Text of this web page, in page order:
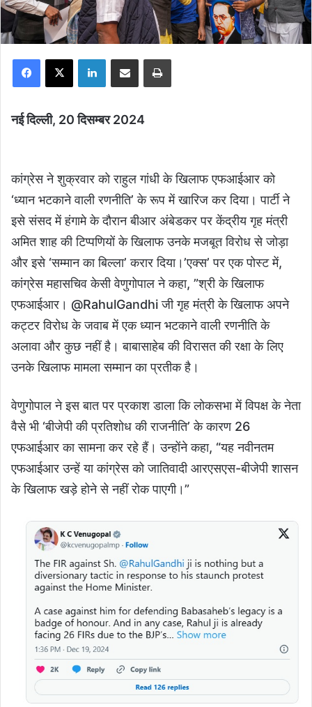
Facebook
X LinkedInShare via Email Print
नई दिल्ली, 20 दिसम्बर 2024
कांग्रेस ने शुक्रवार को राहुल गांधी के खिलाफ एफआईआर को
‘ध्यान भटकाने वाली रणनीति’ के रूप में खारिज कर दिया। पार्टी ने
इसे संसद में हंगामे के दौरान बीआर अंबेडकर पर केंद्रीय गृह मंत्री
अमित शाह की टिप्पणियों के खिलाफ उनके मजबूत विरोध से जोड़ा
और इसे ‘सम्मान का बिल्ला’ करार दिया।’एक्स’ पर एक पोस्ट में,
कांग्रेस महासचिव केसी वेणुगोपाल ने कहा, ”श्री के खिलाफ
एफआईआर। @RahulGandhi जी गृह मंत्री के खिलाफ अपने
कट्टर विरोध के जवाब में एक ध्यान भटकाने वाली रणनीति के
अलावा और कुछ नहीं है। बाबासाहेब की विरासत की रक्षा के लिए
उनके खिलाफ मामला सम्मान का प्रतीक है।
वेणुगोपाल ने इस बात पर प्रकाश डाला कि लोकसभा में विपक्ष के नेता
वैसे भी ‘बीजेपी की प्रतिशोध की राजनीति’ के कारण 26
एफआईआर का सामना कर रहे हैं। उन्होंने कहा, “यह नवीनतम
एफआईआर उन्हें या कांग्रेस को जातिवादी आरएसएस-बीजेपी शासन
के खिलाफ खड़े होने से नहीं रोक पाएगी।”